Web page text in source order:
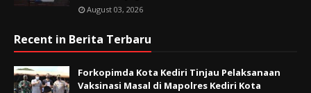
August 03, 2026
Recent in Berita Terbaru
Forkopimda Kota Kediri Tinjau Pelaksanaan
Vaksinasi Masal di Mapolres Kediri Kota